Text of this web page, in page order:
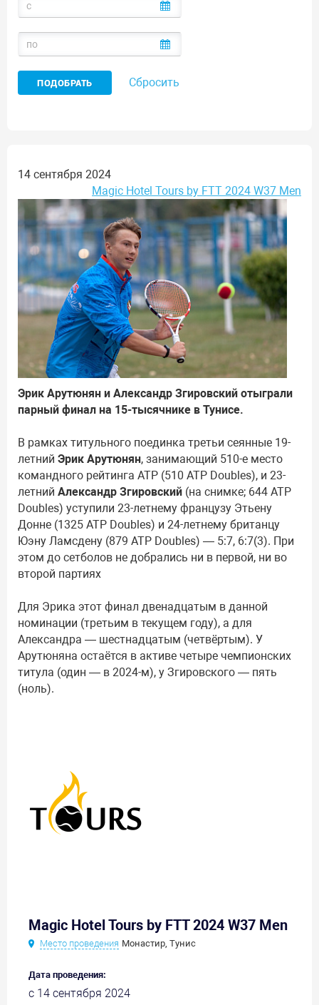
Сбросить
14 сентября 2024
Magic Hotel Tours by FTT 2024 W37 Men
Эрик Арутюнян и Александр Згировский отыграли
парный финал на 15-тысячнике в Тунисе.
В рамках титульного поединка третьи сеянные 19-
летний Эрик Арутюнян, занимающий 510-е место
командного рейтинга ATP (510 ATP Doubles), и 23-
летний Александр Згировский (на снимке; 644 ATP
Doubles) уступили 23-летнему французу Этьену
Донне (1325 ATP Doubles) и 24-летнему британцу
Юэну Ламсдену (879 ATP Doubles) — 5:7, 6:7(3). При
этом до сетболов не добрались ни в первой, ни во
второй партиях
Для Эрика этот финал двенадцатым в данной
номинации (третьим в текущем году), а для
Александра — шестнадцатым (четвёртым). У
Арутюняна остаётся в активе четыре чемпионских
титула (один — в 2024-м), у Згировского — пять
(ноль).
Magic Hotel Tours by FTT 2024 W37 Men
Место проведения Монастир, Тунис
Дата проведения:
с 14 сентября 2024